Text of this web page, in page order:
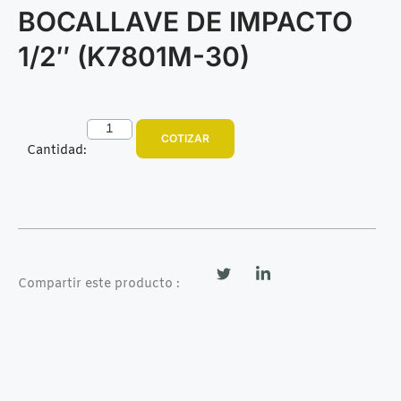
BOCALLAVE DE IMPACTO
1/2″ (K7801M-30)
Cantidad:
COTIZAR
Compartir este producto :